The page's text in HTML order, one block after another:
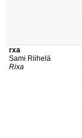
rxa
Sami Riihelä
Rixa